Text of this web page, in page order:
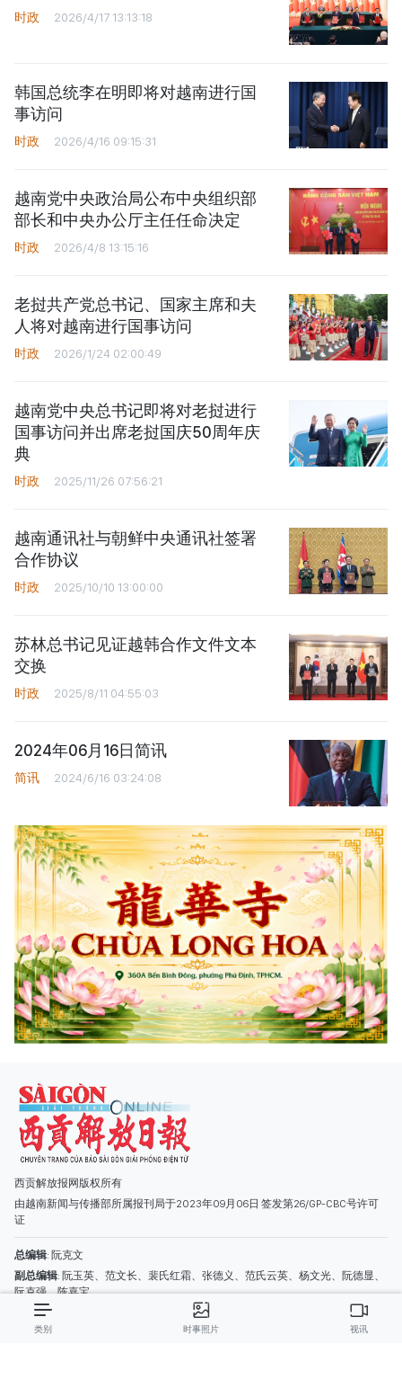
时政 2026/4/17 13:13:18
韩国总统李在明即将对越南进行国
事访问
时政 2026/4/16 09:15:31
越南党中央政治局公布中央组织部
部长和中央办公厅主任任命决定
时政 2026/4/8 13:15:16
老挝共产党总书记、国家主席和夫
人将对越南进行国事访问
时政 2026/1/24 02:00:49
越南党中央总书记即将对老挝进行
国事访问并出席老挝国庆50周年庆
典
时政 2025/11/26 07:56:21
越南通讯社与朝鲜中央通讯社签署
合作协议
时政 2025/10/10 13:00:00
苏林总书记见证越韩合作文件文本
交换
时政 2025/8/11 04:55:03
2024年06月16日简讯
简讯 2024/6/16 03:24:08
西贡解放报网版权所有
由越南新闻与传播部所属报刊局于2023年09月06日 签发第26/GP-CBC号许可
证
总编辑: 阮克文
副总编辑: 阮玉英、范文长、裴氏红霜、张德义、范氏云英、杨文光、阮德显、
阮克强、陈嘉宝
主编: 阮玉英
社址: 胡志明市棋盘坊阮氏明开街432-434号
类别 时事照片 视讯